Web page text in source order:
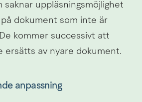
saknar uppläsningsmöjlighet
dokument som inte är
kommer successivt att
ersätts av nyare dokument.
anpassning